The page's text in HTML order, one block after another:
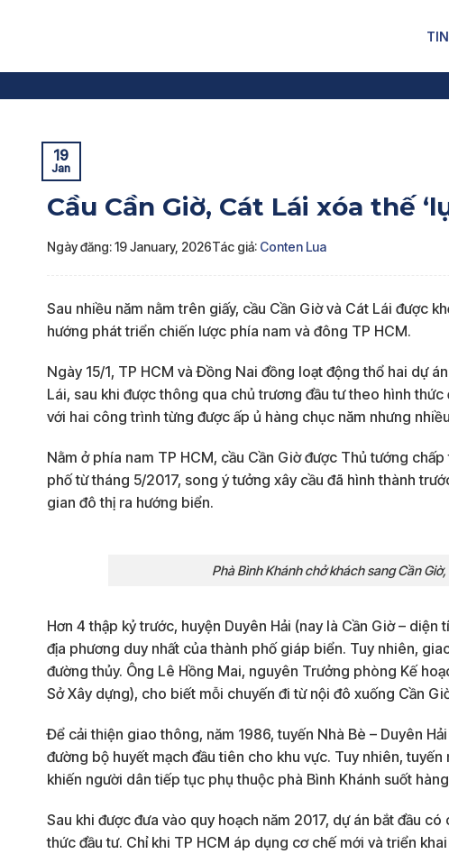
19
Jan
Cầu Cần Giờ, Cát Lái xóa thế
Ngày đăng: 19 January, 2026Tác giả: Conten Lua
Sau nhiều năm nằm trên giấy, cầu Cần Giờ và Cát Lái được
hướng phát triển chiến lược phía nam và đông TP HCM.
Ngày 15/1, TP HCM và Đồng Nai đồng loạt động thổ hai dự
Lái, sau khi được thông qua chủ trương đầu tư theo hình
với hai công trình từng được ấp ủ hàng chục năm nhưng
Nằm ở phía nam TP HCM, cầu Cần Giờ được Thủ tướng
phố từ tháng 5/2017, song ý tưởng xây cầu đã hình thành
gian đô thị ra hướng biển.
Phà Bình Khánh chở khách sang Cần
Hơn 4 thập kỷ trước, huyện Duyên Hải (nay là Cần Giờ –
địa phương duy nhất của thành phố giáp biển. Tuy nhiên,
đường thủy. Ông Lê Hồng Mai, nguyên Trưởng phòng Kế
Sở Xây dựng), cho biết mỗi chuyến đi từ nội đô xuống Cần
Để cải thiện giao thông, năm 1986, tuyến Nhà Bè – Duyên
đường bộ huyết mạch đầu tiên cho khu vực. Tuy nhiên,
khiến người dân tiếp tục phụ thuộc phà Bình Khánh suốt
Sau khi được đưa vào quy hoạch năm 2017, dự án bắt đầu
thức đầu tư. Chỉ khi TP HCM áp dụng cơ chế mới và triển